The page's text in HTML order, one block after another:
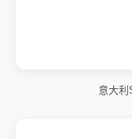
意大利